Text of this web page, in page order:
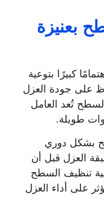
بعنيزة
كبيرًا بتوعية
على جودة العزل
تُعد العامل
طويلة.
بشكل دوري
العزل قبل أن
تنظيف السطح
على أداء العزل